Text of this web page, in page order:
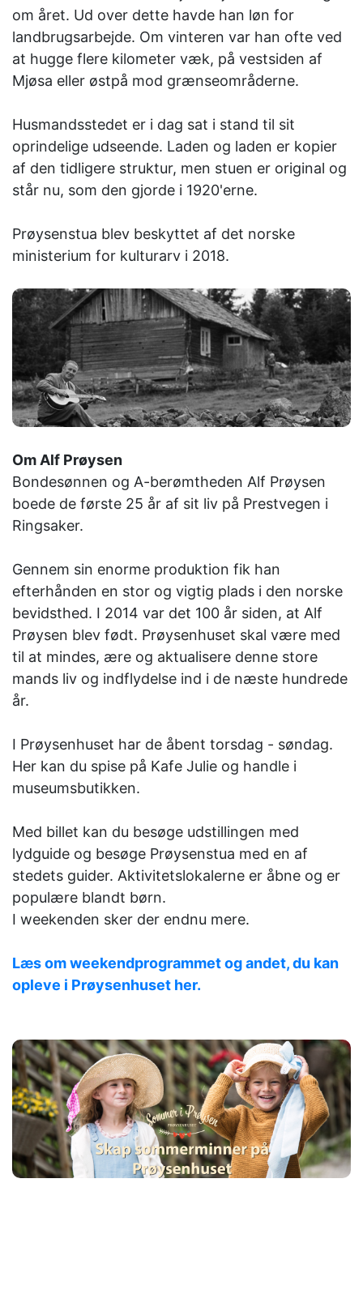
om året. Ud over dette havde han løn for
landbrugsarbejde. Om vinteren var han ofte ved
at hugge flere kilometer væk, på vestsiden af ​​
Mjøsa eller østpå mod grænseområderne.
Husmandsstedet er i dag sat i stand til sit
oprindelige udseende. Laden og laden er kopier
af den tidligere struktur, men stuen er original og
står nu, som den gjorde i 1920'erne.
Prøysenstua blev beskyttet af det norske
ministerium for kulturarv i 2018.
Om Alf Prøysen
Bondesønnen og A-berømtheden Alf Prøysen
boede de første 25 år af sit liv på Prestvegen i
Ringsaker.
Gennem sin enorme produktion fik han
efterhånden en stor og vigtig plads i den norske
bevidsthed. I 2014 var det 100 år siden, at Alf
Prøysen blev født. Prøysenhuset skal være med
til at mindes, ære og aktualisere denne store
mands liv og indflydelse ind i de næste hundrede
år.
I Prøysenhuset har de åbent torsdag - søndag.
Her kan du spise på Kafe Julie og handle i
museumsbutikken.
Med billet kan du besøge udstillingen med
lydguide og besøge Prøysenstua med en af ​​
stedets guider. Aktivitetslokalerne er åbne og er
populære blandt børn.
I weekenden sker der endnu mere.
Læs om weekendprogrammet og andet, du kan
opleve i Prøysenhuset her.